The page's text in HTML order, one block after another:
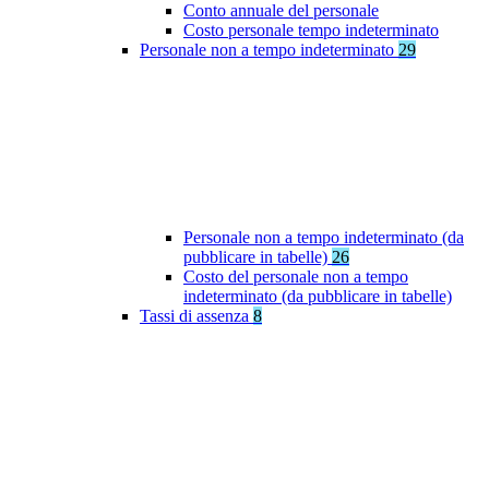
Conto annuale del personale
Costo personale tempo indeterminato
Personale non a tempo indeterminato 29
Personale non a tempo indeterminato (da
pubblicare in tabelle) 26
Costo del personale non a tempo
indeterminato (da pubblicare in tabelle)
Tassi di assenza 8